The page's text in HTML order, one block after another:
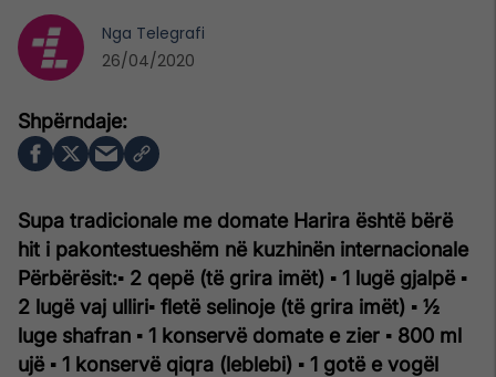
Supa tradicionale me domate Harira është bërë
hit i pakontestueshëm në kuzhinën internacionale
Përbërësit:▪ 2 qepë (të grira imët) ▪ 1 lugë gjalpë ▪
2 lugë vaj ulliri▪ fletë selinoje (të grira imët) ▪ ½
luge shafran ▪ 1 konservë domate e zier ▪ 800 ml
ujë ▪ 1 konservë qiqra (leblebi) ▪ 1 gotë e vogël
Nga Telegrafi
26/04/2020